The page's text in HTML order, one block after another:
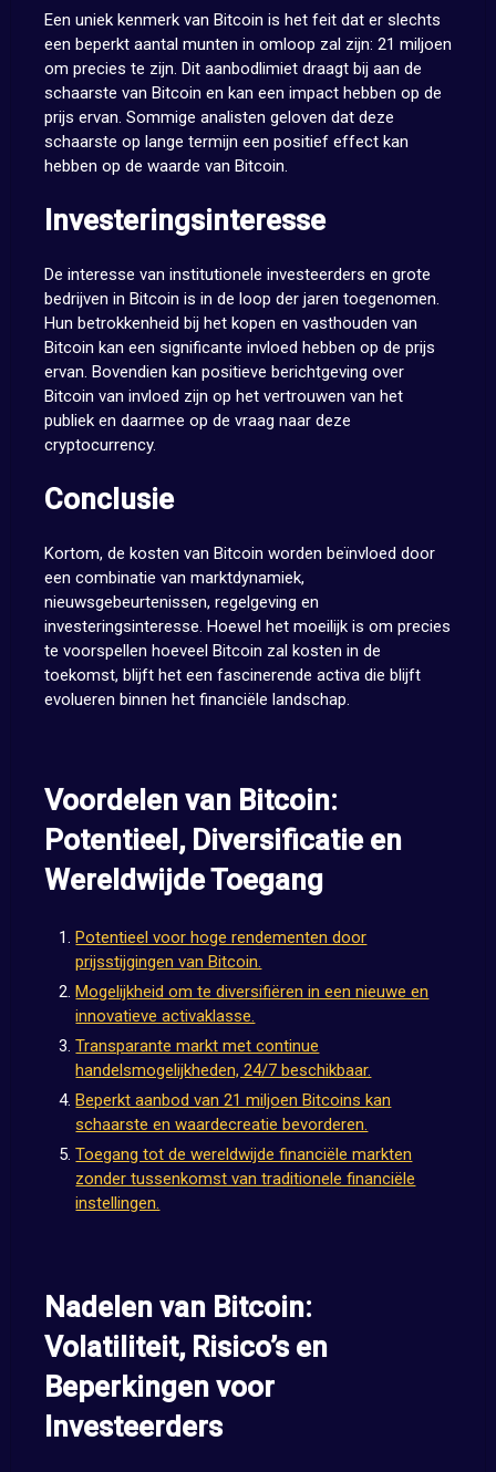
Een uniek kenmerk van Bitcoin is het feit dat er slechts
een beperkt aantal munten in omloop zal zijn: 21 miljoen
om precies te zijn. Dit aanbodlimiet draagt bij aan de
schaarste van Bitcoin en kan een impact hebben op de
prijs ervan. Sommige analisten geloven dat deze
schaarste op lange termijn een positief effect kan
hebben op de waarde van Bitcoin.
Investeringsinteresse
De interesse van institutionele investeerders en grote
bedrijven in Bitcoin is in de loop der jaren toegenomen.
Hun betrokkenheid bij het kopen en vasthouden van
Bitcoin kan een significante invloed hebben op de prijs
ervan. Bovendien kan positieve berichtgeving over
Bitcoin van invloed zijn op het vertrouwen van het
publiek en daarmee op de vraag naar deze
cryptocurrency.
Conclusie
Kortom, de kosten van Bitcoin worden beïnvloed door
een combinatie van marktdynamiek,
nieuwsgebeurtenissen, regelgeving en
investeringsinteresse. Hoewel het moeilijk is om precies
te voorspellen hoeveel Bitcoin zal kosten in de
toekomst, blijft het een fascinerende activa die blijft
evolueren binnen het financiële landschap.
Voordelen van Bitcoin:
Potentieel, Diversificatie en
Wereldwijde Toegang
Potentieel voor hoge rendementen door
prijsstijgingen van Bitcoin.
Mogelijkheid om te diversifiëren in een nieuwe en
innovatieve activaklasse.
Transparante markt met continue
handelsmogelijkheden, 24/7 beschikbaar.
Beperkt aanbod van 21 miljoen Bitcoins kan
schaarste en waardecreatie bevorderen.
Toegang tot de wereldwijde financiële markten
zonder tussenkomst van traditionele financiële
instellingen.
Nadelen van Bitcoin:
Volatiliteit, Risico’s en
Beperkingen voor
Investeerders